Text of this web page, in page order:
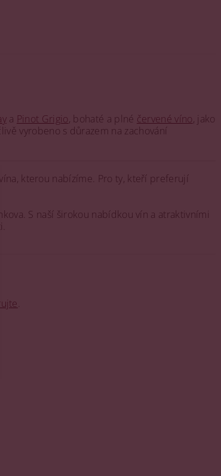
a Pinot Grigio, bohaté a plné červené víno, jako
vyrobeno s důrazem na zachování
kterou nabízíme. Pro ty, kteří preferují
S naší širokou nabídkou vín a atraktivními